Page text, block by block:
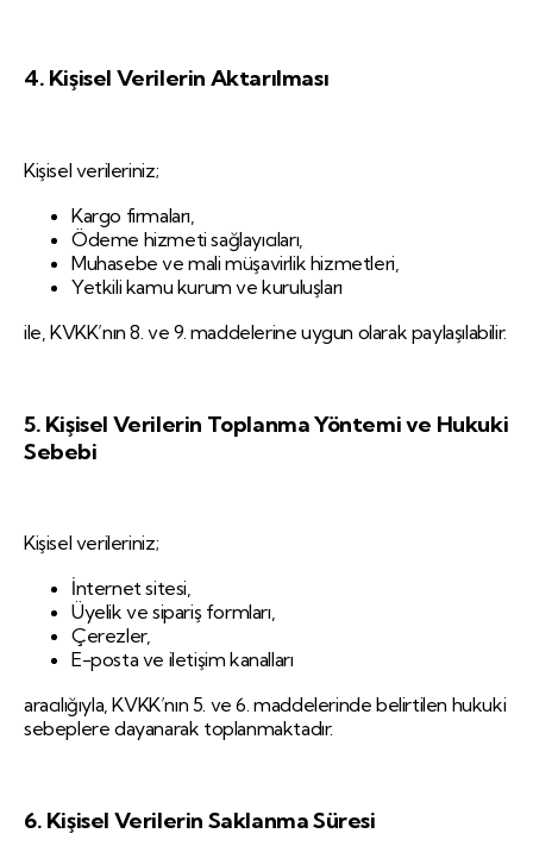
4. Kişisel Verilerin Aktarılması
Kişisel verileriniz;
Kargo firmaları,
Ödeme hizmeti sağlayıcıları,
Muhasebe ve mali müşavirlik hizmetleri,
Yetkili kamu kurum ve kuruluşları
ile, KVKK’nın 8. ve 9. maddelerine uygun olarak paylaşılabilir.
5. Kişisel Verilerin Toplanma Yöntemi ve Hukuki
Sebebi
Kişisel verileriniz;
İnternet sitesi,
Üyelik ve sipariş formları,
Çerezler,
E-posta ve iletişim kanalları
aracılığıyla, KVKK’nın 5. ve 6. maddelerinde belirtilen hukuki
sebeplere dayanarak toplanmaktadır.
6. Kişisel Verilerin Saklanma Süresi